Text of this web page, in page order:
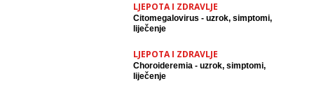
LJEPOTA I ZDRAVLJE
Citomegalovirus - uzrok, simptomi,
liječenje
LJEPOTA I ZDRAVLJE
Choroideremia - uzrok, simptomi,
liječenje